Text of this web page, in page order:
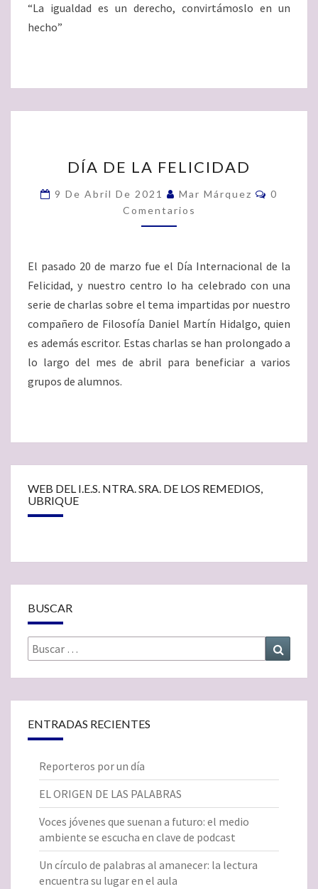
“La igualdad es un derecho, convirtámoslo en un
hecho”
DE
FELICIDAD
DÍA DE LA FELICIDAD
9 De Abril De 2021 Mar Márquez
0
Comentarios
El pasado 20 de marzo fue el Día Internacional de la
Felicidad, y nuestro centro lo ha celebrado con una
serie de charlas sobre el tema impartidas por nuestro
compañero de Filosofía Daniel Martín Hidalgo, quien
es además escritor. Estas charlas se han prolongado a
lo largo del mes de abril para beneficiar a varios
grupos de alumnos.
WEB DEL I.E.S. NTRA. SRA. DE LOS REMEDIOS,
UBRIQUE
BUSCAR
Buscar
por:
ENTRADAS RECIENTES
Reporteros por un día
EL ORIGEN DE LAS PALABRAS
Voces jóvenes que suenan a futuro: el medio
ambiente se escucha en clave de podcast
Un círculo de palabras al amanecer: la lectura
encuentra su lugar en el aula